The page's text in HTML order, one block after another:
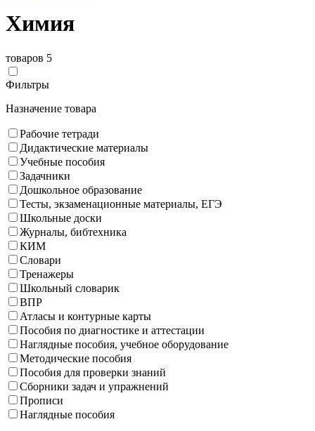
Химия
товаров 5
Фильтры
Назначение товара
Рабочие тетради
Дидактические материалы
Учебные пособия
Задачники
Дошкольное образование
Тесты, экзаменационные материалы, ЕГЭ
Школьные доски
Журналы, бибтехника
КИМ
Словари
Тренажеры
Школьный словарик
ВПР
Атласы и контурные карты
Пособия по диагностике и аттестации
Наглядные пособия, учебное оборудование
Методические пособия
Пособия для проверки знаний
Сборники задач и упражнений
Прописи
Наглядные пособия